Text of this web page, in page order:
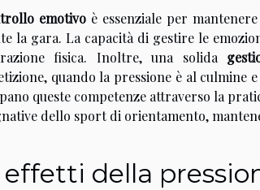
emotivo è essenziale per
la gara. La capacità di gestire le
fisica. Inoltre, una solida
quando la pressione è al
queste competenze attraverso la
dello sport di orientamento,
effetti della